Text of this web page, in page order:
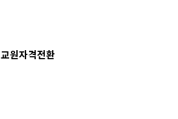
교원자격전환